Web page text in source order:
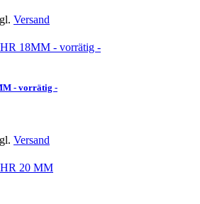
Versand
- vorrätig -
Versand